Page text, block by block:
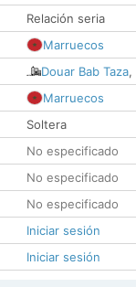
Relación seria
Marruecos
Douar Bab Taza,
Marruecos
Soltera
No especificado
No especificado
No especificado
Iniciar sesión
Iniciar sesión